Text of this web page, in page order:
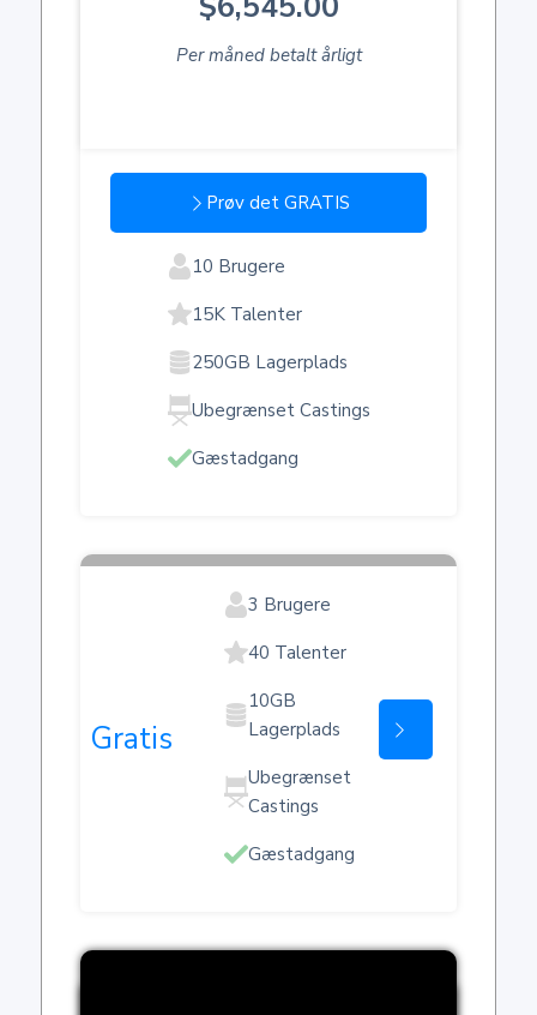
Per måned betalt årligt
Prøv det GRATIS
10 Brugere
15K Talenter
250GB Lagerplads
Ubegrænset Castings
Gæstadgang
Gratis
3 Brugere
40 Talenter
10GB
Lagerplads
Ubegrænset
Castings
Gæstadgang